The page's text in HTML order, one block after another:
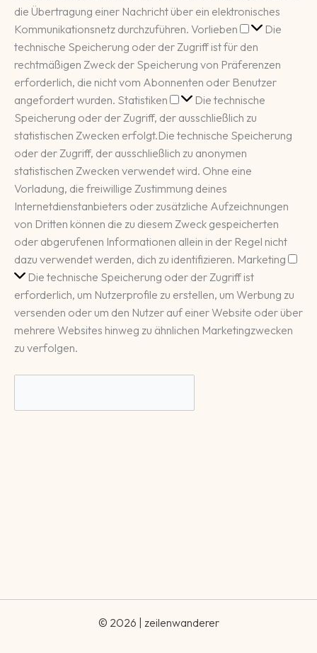
die Übertragung einer Nachricht über ein elektronisches
Kommunikationsnetz durchzuführen. Vorlieben Vorlieben
Die
technische Speicherung oder der Zugriff ist für den
rechtmäßigen Zweck der Speicherung von Präferenzen
erforderlich, die nicht vom Abonnenten oder Benutzer
angefordert wurden. Statistiken Statistiken
Die technische
Speicherung oder der Zugriff, der ausschließlich zu
statistischen Zwecken erfolgt.Die technische Speicherung
oder der Zugriff, der ausschließlich zu anonymen
statistischen Zwecken verwendet wird. Ohne eine
Vorladung, die freiwillige Zustimmung deines
Internetdienstanbieters oder zusätzliche Aufzeichnungen
von Dritten können die zu diesem Zweck gespeicherten
oder abgerufenen Informationen allein in der Regel nicht
dazu verwendet werden, dich zu identifizieren. Marketing
Die technische Speicherung oder der Zugriff ist
erforderlich, um Nutzerprofile zu erstellen, um Werbung zu
versenden oder um den Nutzer auf einer Website oder über
mehrere Websites hinweg zu ähnlichen Marketingzwecken
zu verfolgen.
© 2026 | zeilenwanderer